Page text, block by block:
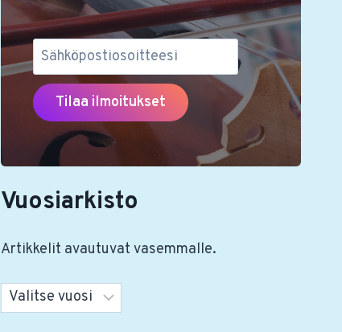
Vuosiarkisto
Artikkelit avautuvat vasemmalle.
Arkistot